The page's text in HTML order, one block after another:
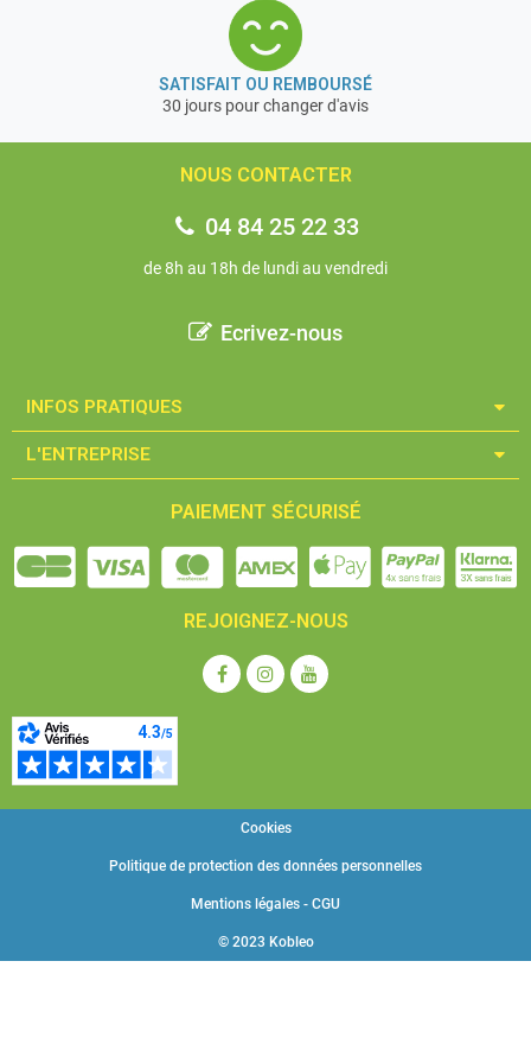
professionnel et de très grande qualité depuis + de 170
C’est un gage de qualité et de fiabilité du matériel »
SATISFAIT OU REMBOURSÉ
30 jours pour changer d'avis
NOUS CONTACTER
04 84 25 22 33
de 8h au 18h de lundi au vendredi
Ecrivez-nous
INFOS PRATIQUES​
L'ENTREPRISE​
PAIEMENT SÉCURISÉ
REJOIGNEZ-NOUS
© 2023 Kobleo
Mentions légales - CGU
Politique de protection des données personnelles
Cookies